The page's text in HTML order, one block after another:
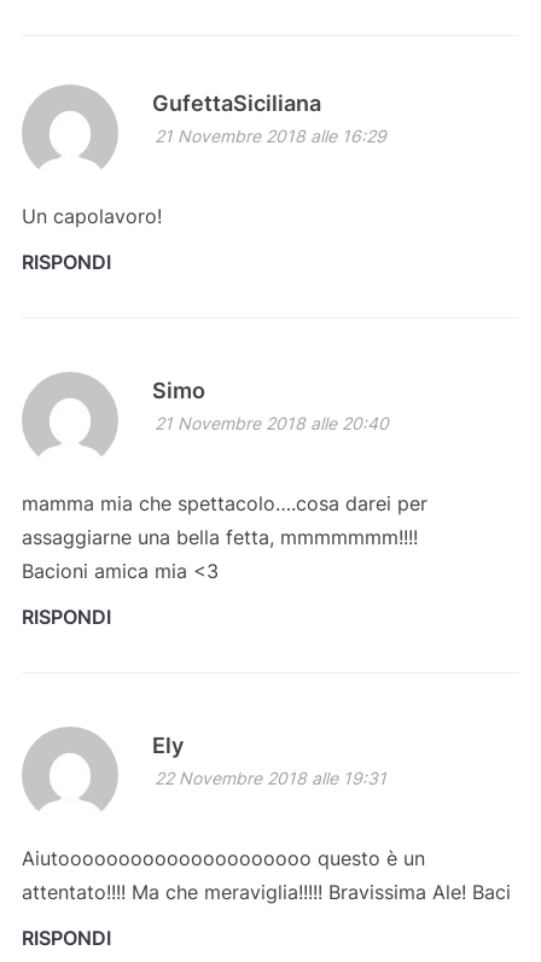
GufettaSiciliana
21 Novembre 2018 alle 16:29
Un capolavoro!
RISPONDI
Simo
21 Novembre 2018 alle 20:40
mamma mia che spettacolo….cosa darei per
assaggiarne una bella fetta, mmmmmmm!!!!
Bacioni amica mia <3
RISPONDI
Ely
22 Novembre 2018 alle 19:31
Aiutooooooooooooooooooooo questo è un
attentato!!!! Ma che meraviglia!!!!! Bravissima Ale! Baci
RISPONDI